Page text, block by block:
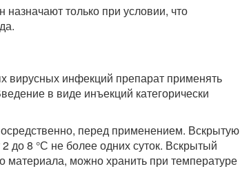
только при условии, что
вирусных инфекций препарат применять
в виде инъекций категорически
перед применением. Вскрытую
до 8 °С не более одних суток. Вскрытый
материала, можно хранить при температуре